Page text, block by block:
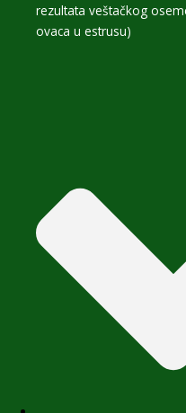
rezultata veštačkog
ovaca u estrusu)